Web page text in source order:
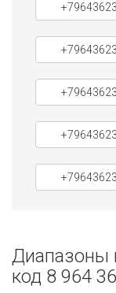
Диапазоны
код 8 964